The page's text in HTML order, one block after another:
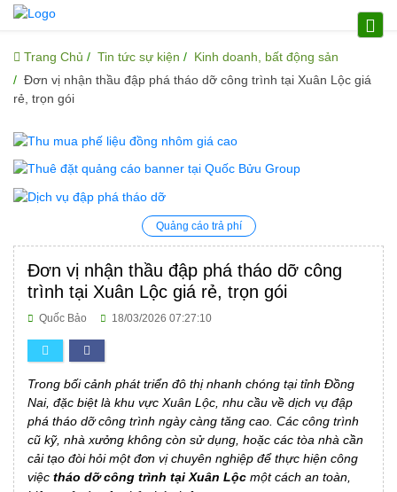
Trang Chủ Tin tức sự kiện
Kinh doanh, bất động sản
Đơn vị nhận thầu đập phá tháo dỡ công trình tại Xuân Lộc giá
rẻ, trọn gói
Quảng cáo trả phí
Đơn vị nhận thầu đập phá tháo dỡ công
trình tại Xuân Lộc giá rẻ, trọn gói
Quốc Bảo 18/03/2026 07:27:10
Trong bối cảnh phát triển đô thị nhanh chóng tại tỉnh Đồng
Nai, đặc biệt là khu vực Xuân Lộc, nhu cầu về dịch vụ đập
phá tháo dỡ công trình ngày càng tăng cao. Các công trình
cũ kỹ, nhà xưởng không còn sử dụng, hoặc các tòa nhà cần
cải tạo đòi hỏi một đơn vị chuyên nghiệp để thực hiện công
việc tháo dỡ công trình tại Xuân Lộc một cách an toàn,